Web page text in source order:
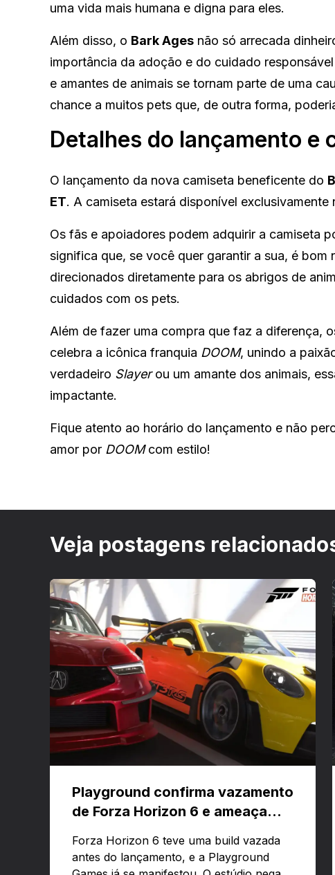
uma vida mais humana e digna para eles.
Além disso, o Bark Ages não só arrecada
importância da adoção e do cuidado
e amantes de animais se tornam parte de uma
chance a muitos pets que, de outra forma,
Detalhes do lançamento e
O lançamento da nova camiseta beneficente do
ET. A camiseta estará disponível exclusivamente
Os fãs e apoiadores podem adquirir a camiseta
significa que, se você quer garantir a sua, é
direcionados diretamente para os abrigos de
cuidados com os pets.
Além de fazer uma compra que faz a diferença,
celebra a icônica franquia DOOM, unindo a
verdadeiro Slayerou um amante dos animais,
impactante.
Fique atento ao horário do lançamento e não
amor por DOOMcom estilo!
Veja postagens
Playground confirma vazamento
de Forza Horizon 6 e ameaça
Forza Horizon 6 teve uma build vazada
antes do lançamento, e a Playground